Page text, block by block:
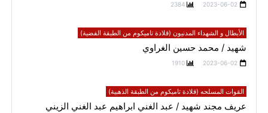
2023-06-02
2384
الأبطال و الشهداء المدنيون (قلادة تاميكوم من الطبقة الفضية)
شهيد / محمد حسين الغراوي
2023-06-02
1910
القوات المسلحه (قلادة تاميكوم من الطبقة الذهبية)
عريف مجند شهيد / عبد الغني ابراهيم عبد الغني الزيني